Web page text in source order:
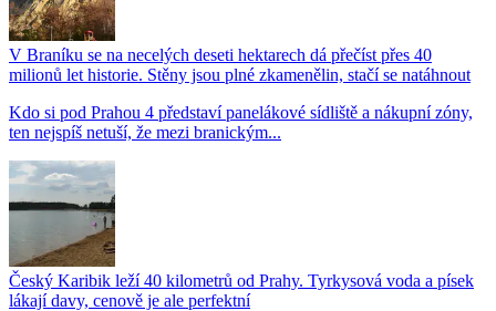
V Braníku se na necelých deseti hektarech dá přečíst přes 40
milionů let historie. Stěny jsou plné zkamenělin, stačí se natáhnout
Kdo si pod Prahou 4 představí panelákové sídliště a nákupní zóny,
ten nejspíš netuší, že mezi branickým...
Český Karibik leží 40 kilometrů od Prahy. Tyrkysová voda a písek
lákají davy, cenově je ale perfektní